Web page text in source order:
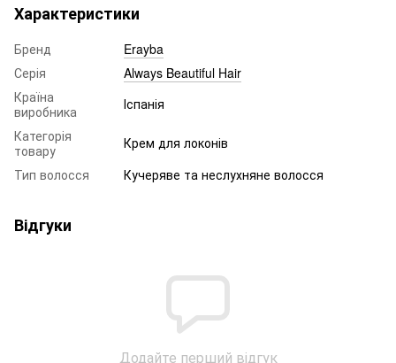
Характеристики
Бренд
Erayba
Серія
Always Beautiful Hair
Країна
виробника
Іспанія
Категорія
товару
Крем для локонів
Тип волосся
Кучеряве та неслухняне волосся
Відгуки
Додайте перший відгук